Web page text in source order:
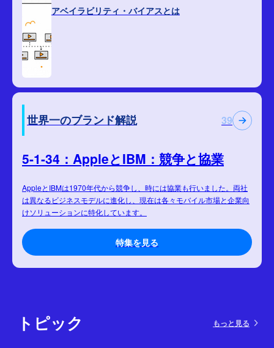
アベイラビリティ・バイアスとは
世界一のブランド解説 39
5-1-34：AppleとIBM：競争と協業
AppleとIBMは1970年代から競争し、時には協業も行いました。両社
は異なるビジネスモデルに進化し、現在は各々モバイル市場と企業向
けソリューションに特化しています。
特集を見る
トピック もっと見る